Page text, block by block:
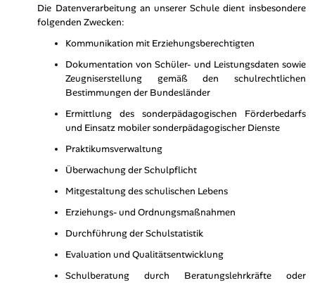
Die Datenverarbeitung an unserer Schule dient insbesondere
folgenden Zwecken:
Kommunikation mit Erziehungsberechtigten
Dokumentation von Schüler- und Leistungsdaten sowie
Zeugniserstellung gemäß den schulrechtlichen
Bestimmungen der Bundesländer
Ermittlung des sonderpädagogischen Förderbedarfs
und Einsatz mobiler sonderpädagogischer Dienste
Praktikumsverwaltung
Überwachung der Schulpflicht
Mitgestaltung des schulischen Lebens
Erziehungs- und Ordnungsmaßnahmen
Durchführung der Schulstatistik
Evaluation und Qualitätsentwicklung
Schulberatung durch Beratungslehrkräfte oder